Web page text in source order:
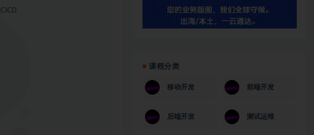
课程分类
移动开发 前端开发
后端开发 测试运维